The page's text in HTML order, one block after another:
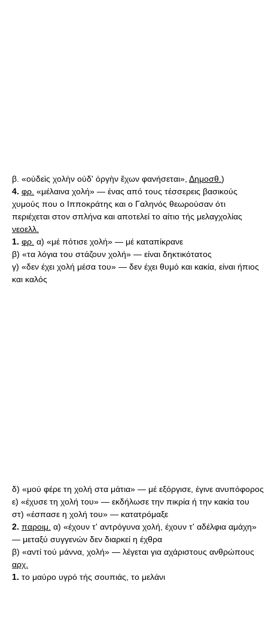
β. «οὐδεὶς χολὴν οὐδ' ὀργὴν ἔχων φανήσεται», Δημοσθ. )
4. φρ. «μέλαινα χολή» — ένας από τους τέσσερεις βασικούς
χυμούς που ο Ιπποκράτης και ο Γαληνός θεωρούσαν ότι
περιέχεται στον σπλήνα και αποτελεί το αίτιο τής μελαγχολίας
νεοελλ.
1. φρ. α) «μέ πότισε χολή» — μέ καταπίκρανε
β) «τα λόγια του στάζουν χολή» — είναι δηκτικότατος
γ) «δεν έχει χολή μέσα του» — δεν έχει θυμό και κακία, είναι ήπιος
και καλός
δ) «μού φέρε τη χολή στα μάτια» — μέ εξόργισε, έγινε ανυπόφoρος
ε) «έχυσε τη χολή του» — εκδήλωσε την πικρία ή την κακία του
στ) «έσπασε η χολή του» — κατατρόμαξε
2. παροιμ. α) «έχουν τ' αντρόγυνα χολή, έχουν τ' αδέλφια αμάχη»
— μεταξύ συγγενών δεν διαρκεί η έχθρα
β) «αντί τού μάννα, χολή» — λέγεται για αχάριστους ανθρώπους
αρχ.
1. το μαύρο υγρό τής σουπιάς, το μελάνι